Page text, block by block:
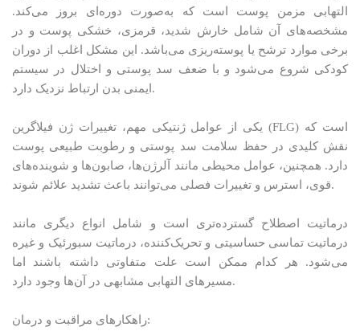
التهابی مزمن پوست است که به‌صورت دوره‌ای بروز می‌کند.
مشخصه‌های آن شامل خارش شدید، قرمزی، خشکی پوست و در
برخی موارد ترشح یا پوسته‌ریزی می‌باشد. این مشکل اغلب از دوران
کودکی شروع می‌شود و با ضعف سد پوستی و اختلال در سیستم
ایمنی بدن ارتباط نزدیک دارد.
یکی از عوامل ژنتیکی مهم، تغییرات ژن فیلاگرین (FLG) است که
نقش کلیدی در حفظ سلامت سد پوستی و رطوبت طبیعی پوست
دارد. همچنین، عوامل محیطی مانند آلرژن‌ها، صابون‌ها و شوینده‌های
قوی، استرس و تغییرات فصلی می‌توانند باعث تشدید علائم شوند.
درماتیت اصطلاح گسترده‌تری است و شامل انواع دیگری مانند
درماتیت تماسی حساسیتی و تحریک‌کننده، درماتیت سبورئیک و غیره
می‌شود. هر کدام ممکن است علت متفاوتی داشته باشند اما
مسیرهای التهابی مشابهی در آن‌ها وجود دارد.
راهکارهای مراقبت و درمان: